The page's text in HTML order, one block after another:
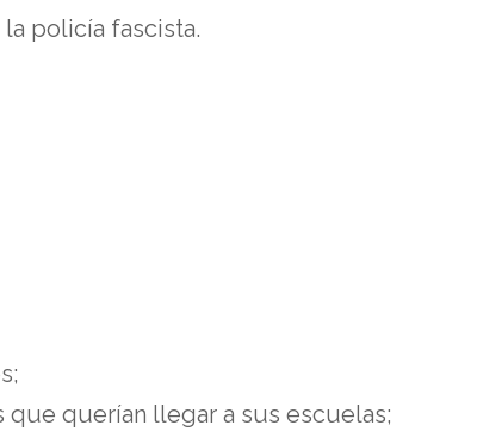
policía fascista.
querían llegar a sus escuelas;